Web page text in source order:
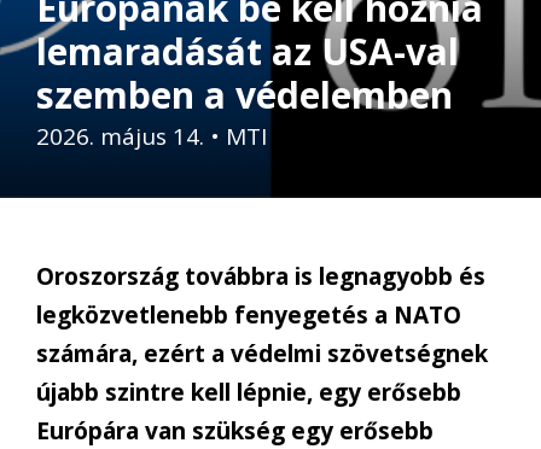
lemaradását az USA-val
szemben a védelemben
2026. május 14. • MTI
Oroszország továbbra is legnagyobb és
legközvetlenebb fenyegetés a NATO
számára, ezért a védelmi szövetségnek
újabb szintre kell lépnie, egy erősebb
Európára van szükség egy erősebb